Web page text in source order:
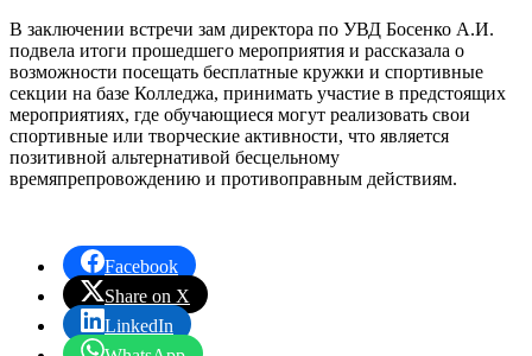
В заключении встречи зам директора по УВД Босенко А.И.
подвела итоги прошедшего мероприятия и рассказала о
возможности посещать бесплатные кружки и спортивные
секции на базе Колледжа, принимать участие в предстоящих
мероприятиях, где обучающиеся могут реализовать свои
спортивные или творческие активности, что является
позитивной альтернативой бесцельному
времяпрепровождению и противоправным действиям.
Facebook
Share on X
LinkedIn